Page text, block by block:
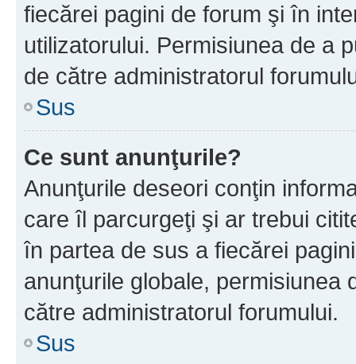
fiecărei pagini de forum şi în
utilizatorului. Permisiunea de a
de către administratorul
Sus
Ce sunt anunţurile?
Anunţurile deseori conţin
care îl parcurgeţi şi ar trebui
în partea de sus a fiecărei
anunţurile globale, permisiunea
către administratorul forumului.
Sus